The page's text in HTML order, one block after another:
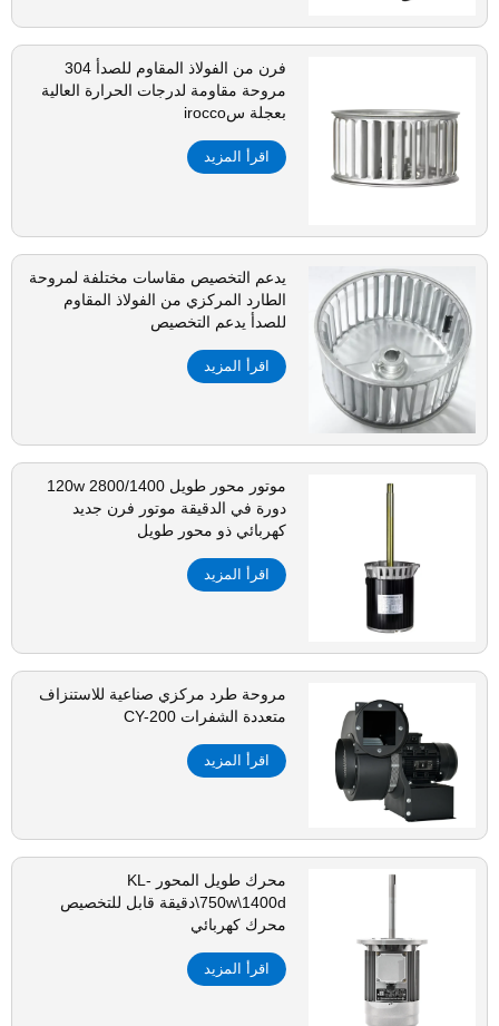
فرن من الفولاذ المقاوم للصدأ 304
مروحة مقاومة لدرجات الحرارة العالية
بعجلة سirocco
اقرأ المزيد
يدعم التخصيص مقاسات مختلفة لمروحة
الطارد المركزي من الفولاذ المقاوم
للصدأ يدعم التخصيص
اقرأ المزيد
موتور محور طويل 120w 2800/1400
دورة في الدقيقة موتور فرن جديد
كهربائي ذو محور طويل
اقرأ المزيد
مروحة طرد مركزي صناعية للاستنزاف
متعددة الشفرات CY-200
اقرأ المزيد
محرك طويل المحور KL-
750w\1400d\دقيقة قابل للتخصيص
محرك كهربائي
اقرأ المزيد